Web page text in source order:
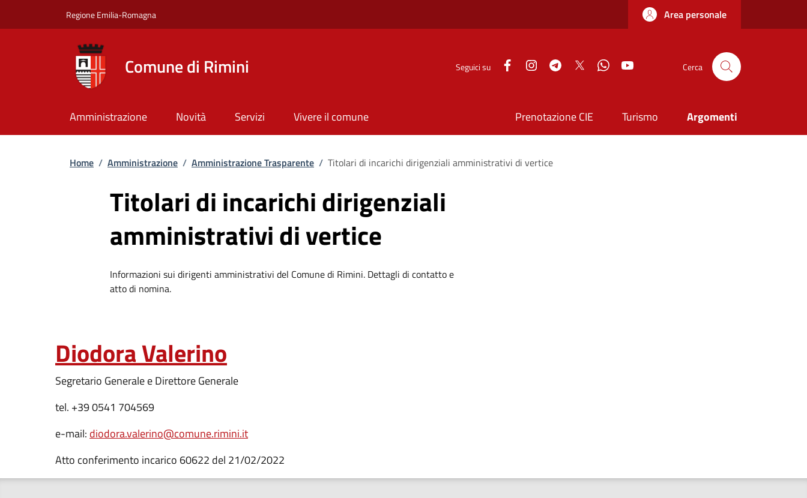
Regione Emilia-Romagna Area personale
Comune di Rimini Seguici su FacebookInstagramTelegramTwitter WhatsApp Cerca
Amministrazione Novità Servizi Vivere il comune Prenotazione CIE Turismo Argomenti
Briciole di pane
Home / Amministrazione / Amministrazione Trasparente / Titolari di incarichi dirigenziali amministrativi di vertice
Titolari di incarichi dirigenziali
amministrativi di vertice
Informazioni sui dirigenti amministrativi del Comune di Rimini. Dettagli di contatto e
atto di nomina.
Diodora Valerino
Segretario Generale e Direttore Generale
tel. +39 0541 704569
e-mail: diodora.valerino@comune.rimini.it
Atto conferimento incarico 60622 del 21/02/2022